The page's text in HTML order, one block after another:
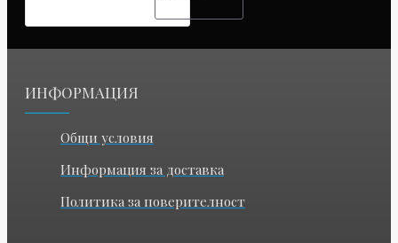
ИНФОРМАЦИЯ
Общи условия
Информация за доставка
Политика за поверителност